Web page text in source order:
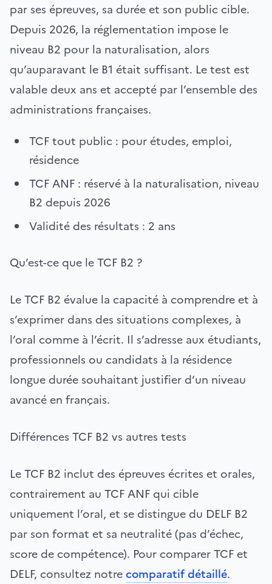
par ses épreuves, sa durée et son public cible.
Depuis 2026, la réglementation impose le
niveau B2 pour la naturalisation, alors
qu’auparavant le B1 était suffisant. Le test est
valable deux ans et accepté par l’ensemble des
administrations françaises.
TCF tout public : pour études, emploi,
résidence
TCF ANF : réservé à la naturalisation, niveau
B2 depuis 2026
Validité des résultats : 2 ans
Qu’est-ce que le TCF B2 ?
Le TCF B2 évalue la capacité à comprendre et à
s’exprimer dans des situations complexes, à
l’oral comme à l’écrit. Il s’adresse aux étudiants,
professionnels ou candidats à la résidence
longue durée souhaitant justifier d’un niveau
avancé en français.
Différences TCF B2 vs autres tests
Le TCF B2 inclut des épreuves écrites et orales,
contrairement au TCF ANF qui cible
uniquement l’oral, et se distingue du DELF B2
par son format et sa neutralité (pas d’échec,
score de compétence). Pour comparer TCF et
DELF, consultez notrecomparatif détaillé.